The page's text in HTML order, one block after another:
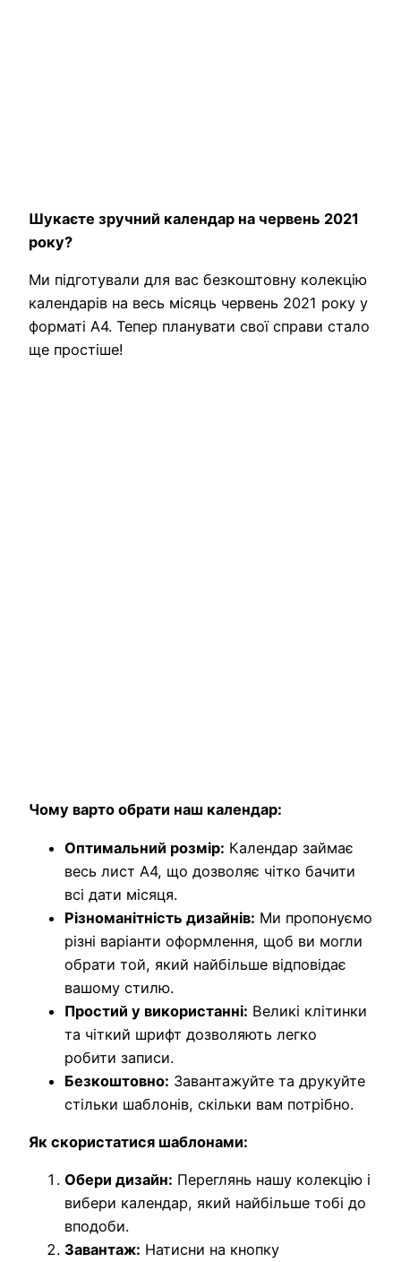
Шукаєте зручний календар на червень 2021
року?
Ми підготували для вас безкоштовну колекцію
календарів на весь місяць червень 2021 року у
форматі А4. Тепер планувати свої справи стало
ще простіше!
Чому варто обрати наш календар:
Оптимальний розмір: Календар займає
весь лист А4, що дозволяє чітко бачити
всі дати місяця.
Різноманітність дизайнів: Ми пропонуємо
різні варіанти оформлення, щоб ви могли
обрати той, який найбільше відповідає
вашому стилю.
Простий у використанні: Великі клітинки
та чіткий шрифт дозволяють легко
робити записи.
Безкоштовно: Завантажуйте та друкуйте
стільки шаблонів, скільки вам потрібно.
Як скористатися шаблонами:
Обери дизайн: Переглянь нашу колекцію і
вибери календар, який найбільше тобі до
вподоби.
Завантаж: Натисни на кнопку